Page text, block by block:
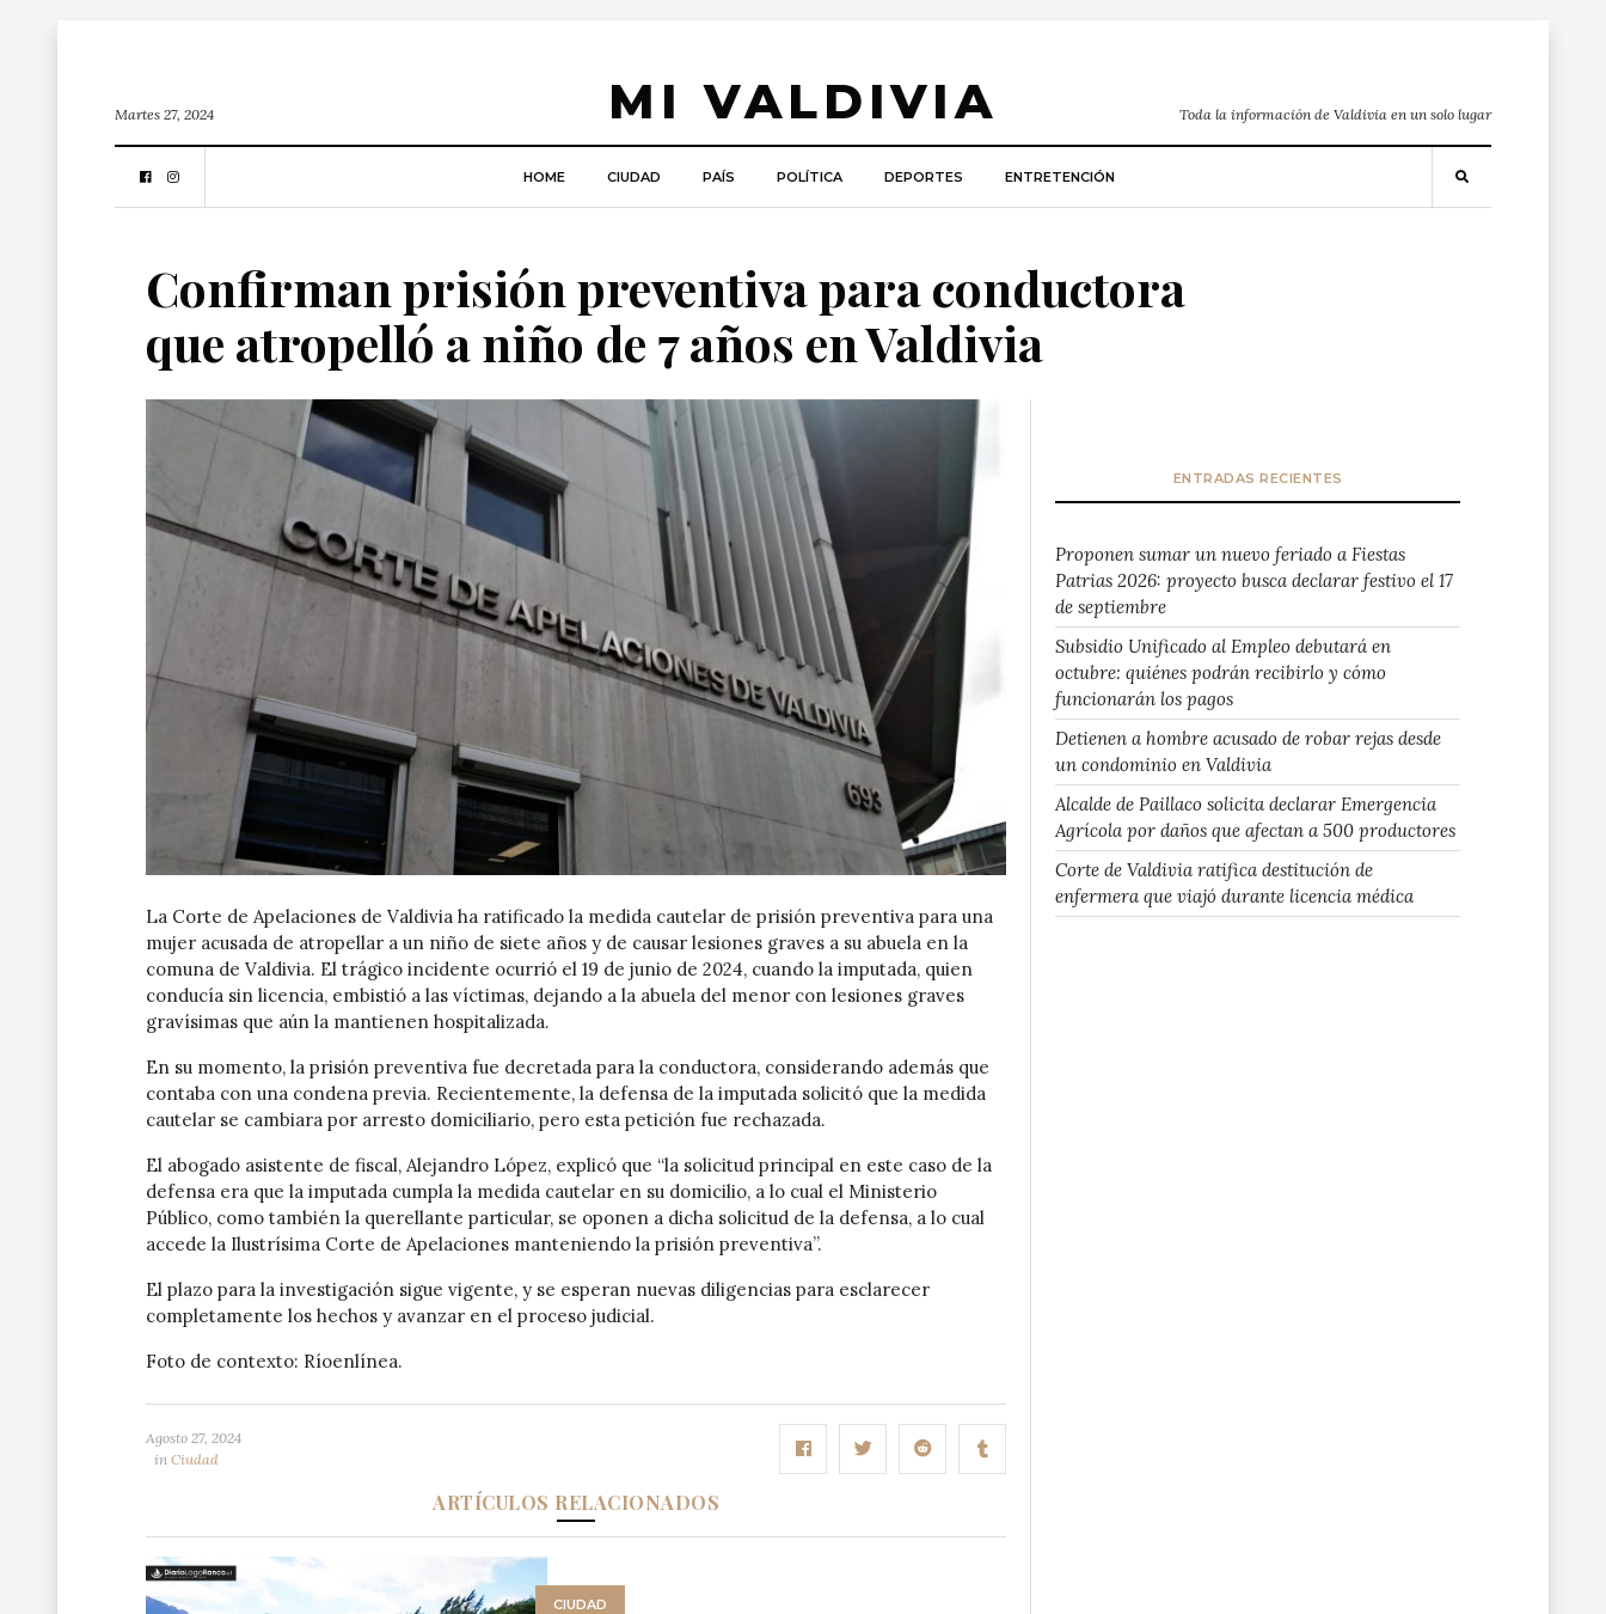
MI VALDIVIA
Martes 27, 2024 Toda la información de Valdivia en un solo lugar
HOME CIUDAD PAÍS POLÍTICA DEPORTES ENTRETENCIÓN
Confirman prisión preventiva para conductora
que atropelló a niño de 7 años en Valdivia
La Corte de Apelaciones de Valdivia ha ratificado la medida cautelar de prisión preventiva para una
mujer acusada de atropellar a un niño de siete años y de causar lesiones graves a su abuela en la
comuna de Valdivia. El trágico incidente ocurrió el 19 de junio de 2024, cuando la imputada, quien
conducía sin licencia, embistió a las víctimas, dejando a la abuela del menor con lesiones graves
gravísimas que aún la mantienen hospitalizada.
En su momento, la prisión preventiva fue decretada para la conductora, considerando además que
contaba con una condena previa. Recientemente, la defensa de la imputada solicitó que la medida
cautelar se cambiara por arresto domiciliario, pero esta petición fue rechazada.
El abogado asistente de fiscal, Alejandro López, explicó que “la solicitud principal en este caso de la
defensa era que la imputada cumpla la medida cautelar en su domicilio, a lo cual el Ministerio
Público, como también la querellante particular, se oponen a dicha solicitud de la defensa, a lo cual
accede la Ilustrísima Corte de Apelaciones manteniendo la prisión preventiva”.
El plazo para la investigación sigue vigente, y se esperan nuevas diligencias para esclarecer
completamente los hechos y avanzar en el proceso judicial.
Foto de contexto: Ríoenlínea.
Agosto 27, 2024
in Ciudad
ARTÍCULOS RELACIONADOS
CIUDAD
ENTRADAS RECIENTES
Proponen sumar un nuevo feriado a Fiestas
Patrias 2026: proyecto busca declarar festivo el 17
de septiembre
Subsidio Unificado al Empleo debutará en
octubre: quiénes podrán recibirlo y cómo
funcionarán los pagos
Detienen a hombre acusado de robar rejas desde
un condominio en Valdivia
Alcalde de Paillaco solicita declarar Emergencia
Agrícola por daños que afectan a 500 productores
Corte de Valdivia ratifica destitución de
enfermera que viajó durante licencia médica